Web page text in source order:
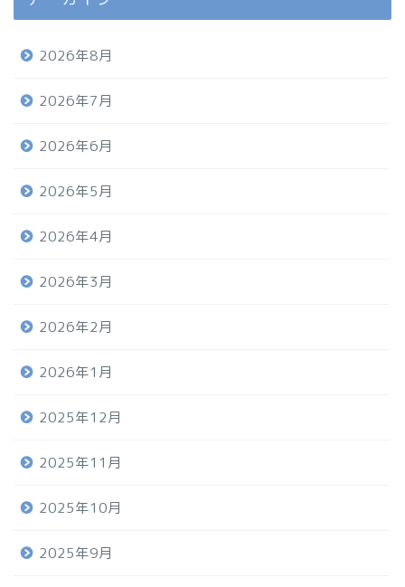
2026年8月
2026年7月
2026年6月
2026年5月
2026年4月
2026年3月
2026年2月
2026年1月
2025年12月
2025年11月
2025年10月
2025年9月